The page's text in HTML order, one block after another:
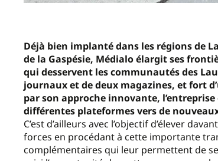
Déjà bien implanté dans les régions de
de la Gaspésie, Médialo élargit ses
qui desservent les communautés des
journaux et de deux magazines, et fort
par son approche innovante,
différentes plateformes vers de
C’est d’ailleurs avec l’objectif d’élever
forces en procédant à cette importante
complémentaires qui leur permettent de